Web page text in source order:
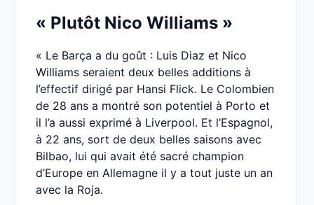
« Plutôt Nico Williams »
« Le Barça a du goût : Luis Diaz et Nico
Williams seraient deux belles additions à
l’effectif dirigé par Hansi Flick. Le Colombien
de 28 ans a montré son potentiel à Porto et
il l’a aussi exprimé à Liverpool. Et l’Espagnol,
à 22 ans, sort de deux belles saisons avec
Bilbao, lui qui avait été sacré champion
d’Europe en Allemagne il y a tout juste un an
avec la Roja.